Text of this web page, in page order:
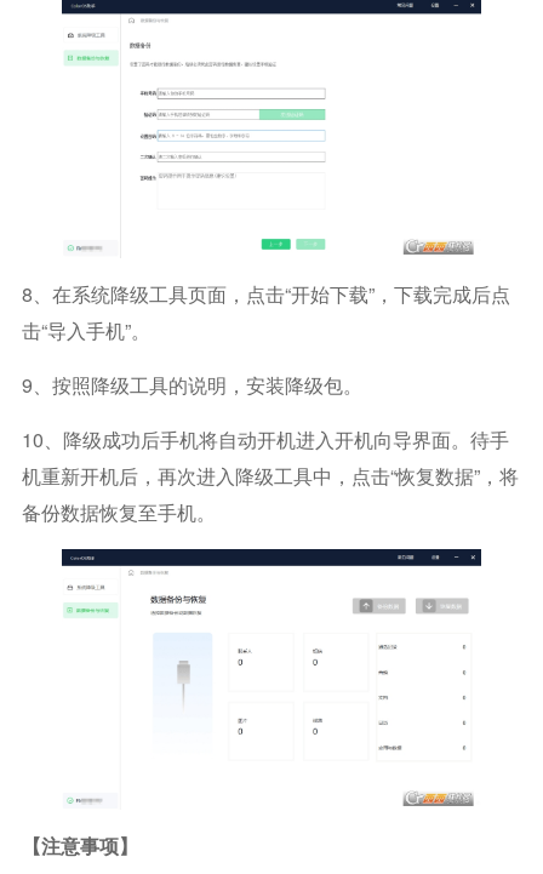
8、在系统降级工具页面，点击“开始下载”，下载完成后点
击“导入手机”。
9、按照降级工具的说明，安装降级包。
10、降级成功后手机将自动开机进入开机向导界面。待手
机重新开机后，再次进入降级工具中，点击“恢复数据”，将
备份数据恢复至手机。
【注意事项】